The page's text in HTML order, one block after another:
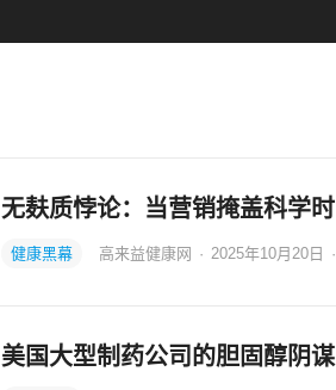
无麸质悖论：当营销掩盖科学时
健康黑幕 高来益健康网 · 2025年10月20日 ·
美国大型制药公司的胆固醇阴谋